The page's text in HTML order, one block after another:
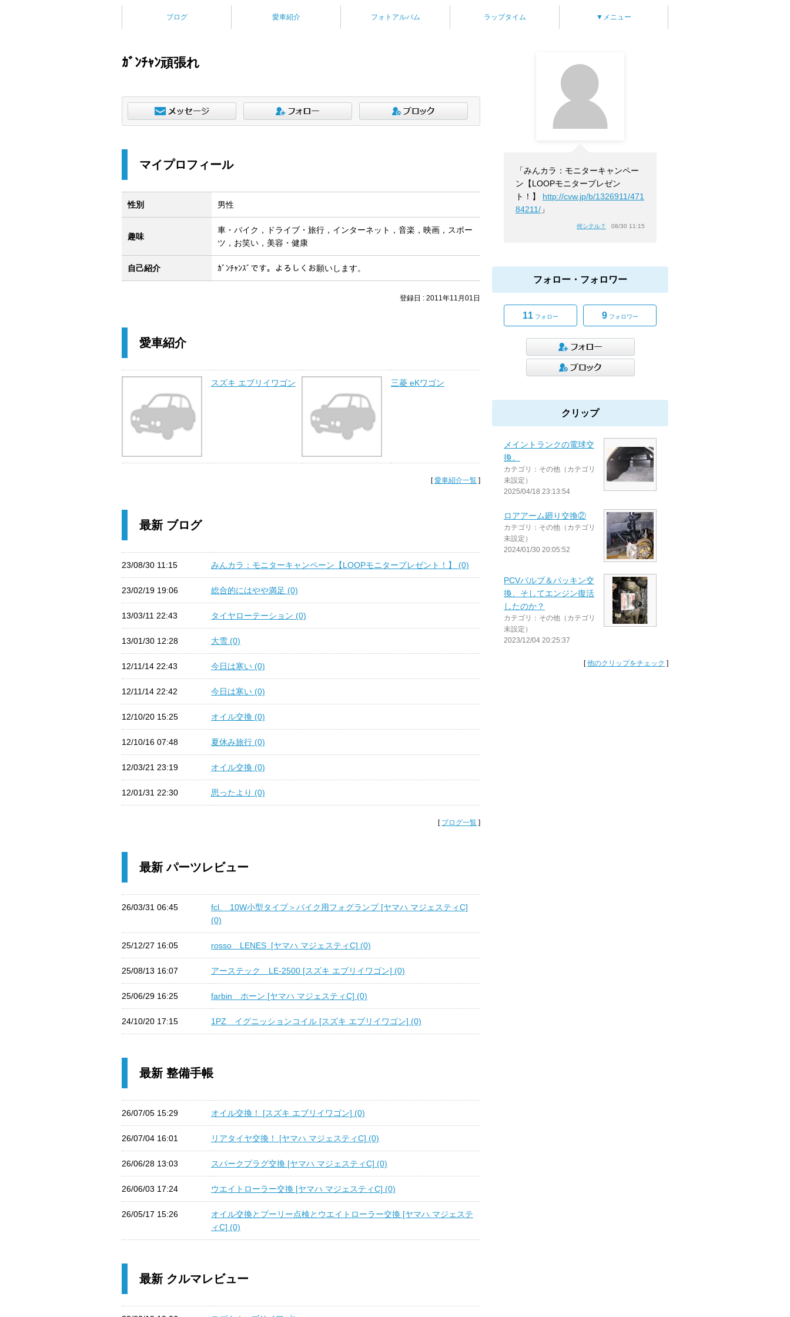
ブログ 愛車紹介 フォトアルバム ラップタイム ▼メニュー
ｶﾞﾝﾁｬﾝ頑張れ
「みんカラ：モニターキャンペー
ン【LOOPモニタープレゼン
ト！】 http://cvw.jp/b/1326911/471
84211/ 」
何シテル？ 08/30 11:15
フォロー・フォロワー
11 フォロー 9フォロワー
クリップ
メイントランクの電球交
換。
カテゴリ：その他（カテゴリ
未設定）
2025/04/18 23:13:54
ロアアーム廻り交換②
カテゴリ：その他（カテゴリ
未設定）
2024/01/30 20:05:52
PCVバルブ＆パッキン交
換、そしてエンジン復活
したのか？
カテゴリ：その他（カテゴリ
未設定）
2023/12/04 20:25:37
[他のクリップをチェック ]
マイプロフィール
性別 男性
趣味
車・バイク，ドライブ・旅行，インターネット，音楽，映画，スポー
ツ，お笑い，美容・健康
自己紹介 ｶﾞﾝﾁｬﾝｽﾞです。よろしくお願いします。
登録日 : 2011年11月01日
愛車紹介
スズキ エブリイワゴン 三菱 eKワゴン
[愛車紹介一覧 ]
最新 ブログ
23/08/30 11:15 みんカラ：モニターキャンペーン【LOOPモニタープレゼント！】 (0)
23/02/19 19:06 総合的にはやや満足 (0)
13/03/11 22:43 タイヤローテーション (0)
13/01/30 12:28 大雪 (0)
12/11/14 22:43 今日は寒い (0)
12/11/14 22:42 今日は寒い (0)
12/10/20 15:25 オイル交換 (0)
12/10/16 07:48 夏休み旅行 (0)
12/03/21 23:19 オイル交換 (0)
12/01/31 22:30 思ったより (0)
[ ブログ一覧 ]
最新 パーツレビュー
26/03/31 06:45
fcl. 10W小型タイプ＞バイク用フォグランプ [ヤマハ マジェスティC]
(0)
25/12/27 16:05 rosso LENES [ヤマハ マジェスティC] (0)
25/08/13 16:07 アーステック LE-2500 [スズキ エブリイワゴン] (0)
25/06/29 16:25 farbin ホーン [ヤマハ マジェスティC] (0)
24/10/20 17:15 1PZ イグニッションコイル [スズキ エブリイワゴン] (0)
最新 整備手帳
26/07/05 15:29 オイル交換！ [スズキ エブリイワゴン] (0)
26/07/04 16:01 リアタイヤ交換！ [ヤマハ マジェスティC] (0)
26/06/28 13:03 スパークプラグ交換 [ヤマハ マジェスティC] (0)
26/06/03 17:24 ウエイトローラー交換 [ヤマハ マジェスティC] (0)
26/05/17 15:26
オイル交換とプーリー点検とウエイトローラー交換 [ヤマハ マジェステ
ィC] (0)
最新 クルマレビュー